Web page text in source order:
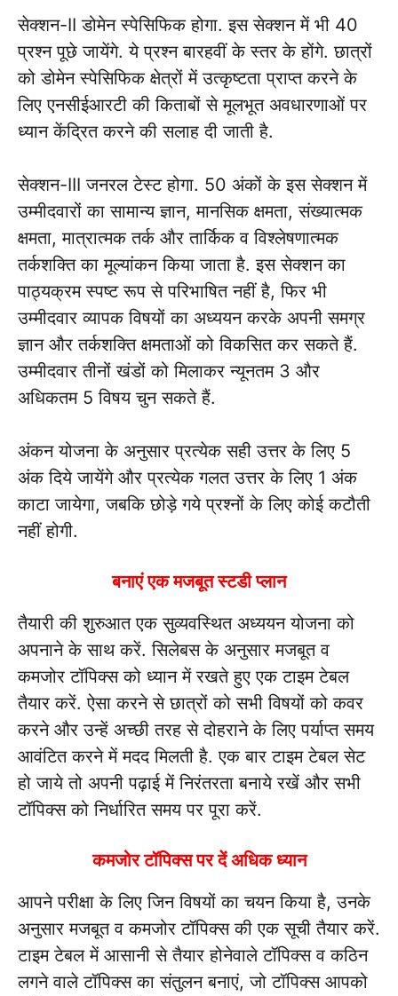
सेक्शन-II डोमेन स्पेसिफिक होगा. इस सेक्शन में भी 40
प्रश्न पूछे जायेंगे. ये प्रश्न बारहवीं के स्तर के होंगे. छात्रों
को डोमेन स्पेसिफिक क्षेत्रों में उत्कृष्टता प्राप्त करने के
लिए एनसीईआरटी की किताबों से मूलभूत अवधारणाओं पर
ध्यान केंद्रित करने की सलाह दी जाती है.
सेक्शन-III जनरल टेस्ट होगा. 50 अंकों के इस सेक्शन में
उम्मीदवारों का सामान्य ज्ञान, मानसिक क्षमता, संख्यात्मक
क्षमता, मात्रात्मक तर्क और तार्किक व विश्लेषणात्मक
तर्कशक्ति का मूल्यांकन किया जाता है. इस सेक्शन का
पाठ्यक्रम स्पष्ट रूप से परिभाषित नहीं है, फिर भी
उम्मीदवार व्यापक विषयों का अध्ययन करके अपनी समग्र
ज्ञान और तर्कशक्ति क्षमताओं को विकसित कर सकते हैं.
उम्मीदवार तीनों खंडों को मिलाकर न्यूनतम 3 और
अधिकतम 5 विषय चुन सकते हैं.
अंकन योजना के अनुसार प्रत्येक सही उत्तर के लिए 5
अंक दिये जायेंगे और प्रत्येक गलत उत्तर के लिए 1 अंक
काटा जायेगा, जबकि छोड़े गये प्रश्नों के लिए कोई कटौती
नहीं होगी.
बनाएं एक मजबूत स्टडी प्लान
तैयारी की शुरुआत एक सुव्यवस्थित अध्ययन योजना को
अपनाने के साथ करें. सिलेबस के अनुसार मजबूत व
कमजोर टॉपिक्स को ध्यान में रखते हुए एक टाइम टेबल
तैयार करें. ऐसा करने से छात्रों को सभी विषयों को कवर
करने और उन्हें अच्छी तरह से दोहराने के लिए पर्याप्त समय
आवंटित करने में मदद मिलती है. एक बार टाइम टेबल सेट
हो जाये तो अपनी पढ़ाई में निरंतरता बनाये रखें और सभी
टॉपिक्स को निर्धारित समय पर पूरा करें.
कमजोर टॉपिक्स पर दें अधिक ध्यान
आपने परीक्षा के लिए जिन विषयों का चयन किया है, उनके
अनुसार मजबूत व कमजोर टॉपिक्स की एक सूची तैयार करें.
टाइम टेबल में आसानी से तैयार होनेवाले टॉपिक्स व कठिन
लगने वाले टॉपिक्स का संतुलन बनाएं, जो टॉपिक्स आपको